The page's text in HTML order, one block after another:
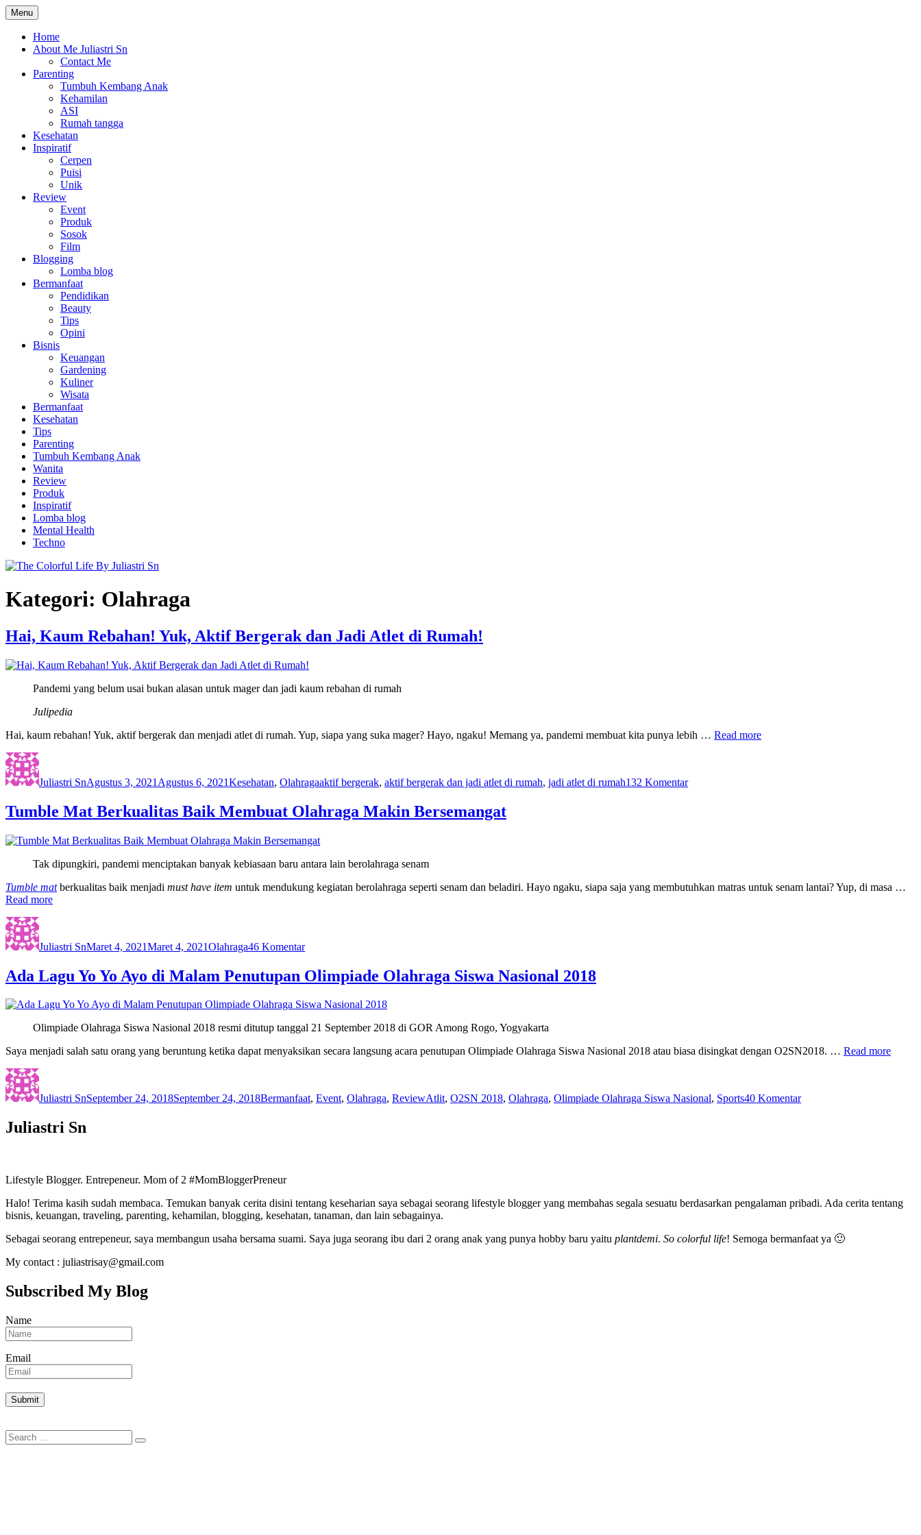
Skip
to
content
The Colorful Life By Juliastri Sn
Lifestyle Blog
Menu
Home
About Me Juliastri Sn
Contact Me
Parenting
Tumbuh Kembang Anak
Kehamilan
ASI
Rumah tangga
Kesehatan
Inspiratif
Cerpen
Puisi
Unik
Review
Event
Produk
Sosok
Film
Blogging
Lomba blog
Bermanfaat
Pendidikan
Beauty
Tips
Opini
Bisnis
Keuangan
Gardening
Kuliner
Wisata
Bermanfaat
Kesehatan
Tips
Parenting
Tumbuh Kembang Anak
Wanita
Review
Produk
Inspiratif
Lomba blog
Mental Health
Techno
Kategori: Olahraga
Hai, Kaum Rebahan! Yuk, Aktif Bergerak dan Jadi Atlet di Rumah!
Pandemi yang belum usai bukan alasan untuk mager dan jadi kaum rebahan di rumah
Julipedia
Hai, kaum rebahan! Yuk, aktif bergerak dan menjadi atlet di rumah. Yup, siapa yang suka mager? Hayo, ngaku! Memang ya, pandemi membuat kita punya lebih … Read more
Author
Juliastri SnAgustus 3, 2021 Agustus 6, 2021Kesehatan, Olahragaaktif bergerak, aktif bergerak dan jadi atlet di rumah, jadi atlet di rumah132 KomentarKaum
di
Rumah!
Tumble Mat Berkualitas Baik Membuat Olahraga Makin Bersemangat
Tak dipungkiri, pandemi menciptakan banyak kebiasaan baru antara lain berolahraga senam
Tumble matberkualitas baik menjadi must have item untuk mendukung kegiatan berolahraga seperti senam dan beladiri. Hayo ngaku, siapa saja yang membutuhkan matras untuk senam lantai? Yup, di masa …
Read more
Author
Juliastri SnMaret 4, 2021Maret 4, 2021Olahraga46 KomentarMat
Baik
Membuat
Makin
Ada Lagu Yo Yo Ayo di Malam Penutupan Olimpiade Olahraga Siswa Nasional 2018
Olimpiade Olahraga Siswa Nasional 2018 resmi ditutup tanggal 21 September 2018 di GOR Among Rogo, Yogyakarta
Saya menjadi salah satu orang yang beruntung ketika dapat menyaksikan secara langsung acara penutupan Olimpiade Olahraga Siswa Nasional 2018 atau biasa disingkat dengan O2SN2018. … Read more
Author
Juliastri SnSeptember 24, 2018September 24, 2018Bermanfaat, Event, Olahraga, ReviewAtlit, O2SN 2018, Olahraga, Olimpiade Olahraga Siswa Nasional, Sports40 KomentarLagu
Olahraga
Siswa
2018
Juliastri Sn
Lifestyle Blogger. Entrepeneur. Mom of 2 #MomBloggerPreneur
Halo! Terima kasih sudah membaca. Temukan banyak cerita disini tentang keseharian saya sebagai seorang lifestyle blogger yang membahas segala sesuatu berdasarkan pengalaman pribadi. Ada cerita tentang
bisnis, keuangan, traveling, parenting, kehamilan, blogging, kesehatan, tanaman, dan lain sebagainya.
Sebagai seorang entrepeneur, saya membangun usaha bersama suami. Saya juga seorang ibu dari 2 orang anak yang punya hobby baru yaitu plantdemi. So colorful life! Semoga bermanfaat ya 🙂
My contact : juliastrisay@gmail.com
Subscribed My Blog
Name
Email
Search
for:
Search